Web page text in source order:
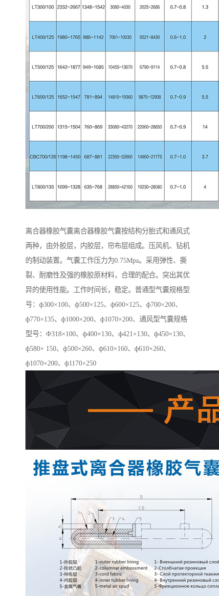
离合器橡胶气囊离合器橡胶气囊按结构分胎式和通风式
两种，由外胶层，内胶层，帘布层组成。压风机、钻机
的制动装置。气囊工作压力为0.75Mpa。采用弹性、撕
裂、耐磨性及强的橡胶原材料，合理的配合。突出其优
异的使用性能。工作时间长，稳定。普通型气囊规格型
号：ф300×100、ф500×125、ф600×125、ф700×200、
ф770×135、ф1000×200、ф1070×200、通风型气囊规格
型号：Ф318×100、ф400×130、ф421×130、ф450×130、
ф580× 150、ф500×260、ф610×160、ф610×260、
ф1070×200、ф1170×250